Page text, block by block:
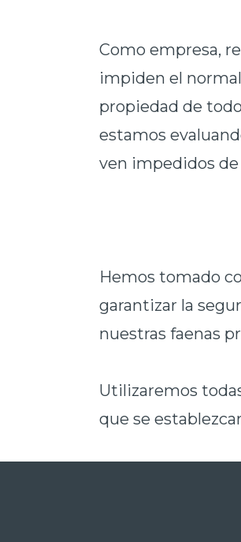
Como empresa,
impiden el
propiedad de
estamos
ven impedidos de
Hemos tomado
garantizar la
nuestras faenas
Utilizaremos
que se